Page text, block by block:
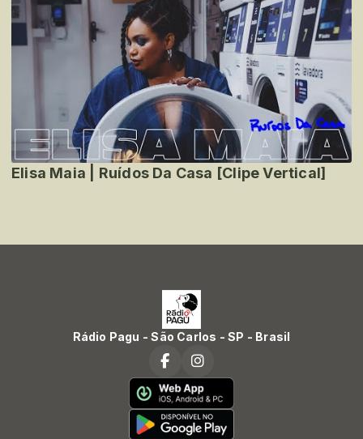
Elisa Maia | Ruídos Da Casa [Clipe Vertical]
Rádio Pagu - São Carlos - SP - Brasil